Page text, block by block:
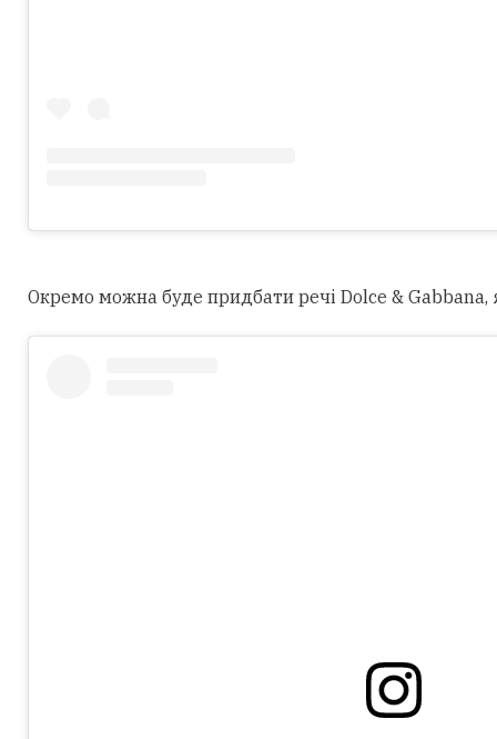
Окремо можна буде придбати речі Dolce & Gabbana,